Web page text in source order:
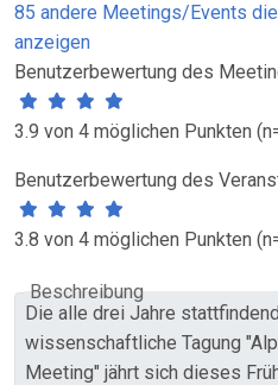
85 andere Meetings/Events
anzeigen
Benutzerbewertung des
3.9 von 4 möglichen Punkten
Benutzerbewertung des
3.8 von 4 möglichen Punkten
Beschreibung
Die alle drei Jahre
wissenschaftliche Tagung
Meeting" jährt sich dieses